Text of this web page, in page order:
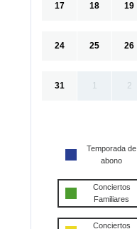
17 18 19
24 25 26
31 1 2
Temporada de
abono
Conciertos
Familiares
Conciertos